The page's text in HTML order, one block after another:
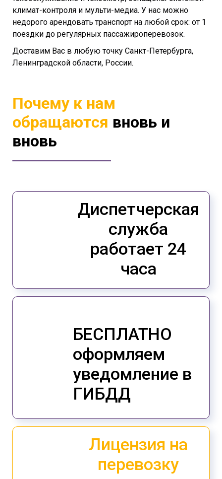
климат-контроля и мульти-медиа. У нас можно
недорого арендовать транспорт на любой срок: от 1
поездки до регулярных пассажироперевозок.
Доставим Вас в любую точку Санкт-Петербурга,
Ленинградской области, России.
Почему к нам
обращаются вновь и
вновь
Диспетчерская
служба
работает 24
часа
БЕСПЛАТНО
оформляем
уведомление в
ГИБДД
Лицензия на
перевозку